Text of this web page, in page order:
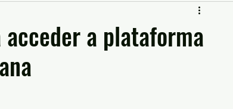
2023
Ciudadana
acceder a plataforma